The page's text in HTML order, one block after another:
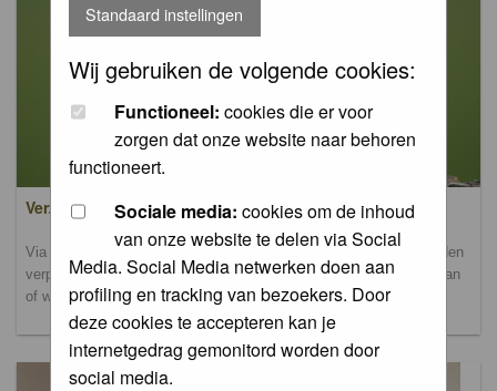
Standaard instellingen
Wij gebruiken de volgende cookies:
Functioneel: cookies die er voor
zorgen dat onze website naar behoren
functioneert.
Sociale media: cookies om de inhoud
van onze website te delen via Social
Media. Social Media netwerken doen aan
profiling en tracking van bezoekers. Door
deze cookies te accepteren kan je
internetgedrag gemonitord worden door
social media.
Verzamel- en uploadalbum
Via dit album kun je foto's uploaden. Onderscheidende foto's worden
verplaatst naar de database-albums. Andere foto's blijven hier staan
of worden verplaatst naar het verbeteralbum.